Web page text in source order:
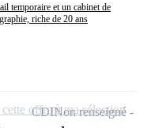
temporaire et un cabinet de
riche de 20 ans
CDINon renseigné
offre à ma sélection